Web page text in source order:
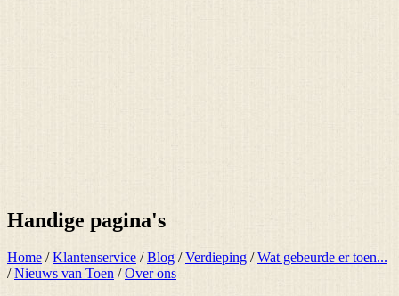
Handige pagina's
Home /Klantenservice /Blog /Verdieping /Wat gebeurde er toen...
/Nieuws van Toen /Over ons